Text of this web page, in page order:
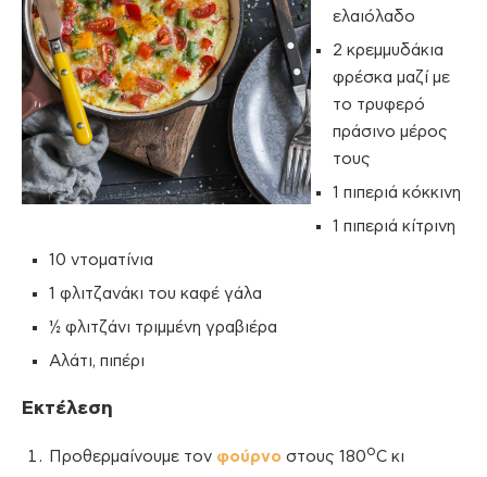
ελαιόλαδο
2 κρεμμυδάκια
φρέσκα μαζί με
το τρυφερό
πράσινο μέρος
τους
1 πιπεριά κόκκινη
1 πιπεριά κίτρινη
10 ντοματίνια
1 φλιτζανάκι του καφέ γάλα
½ φλιτζάνι τριμμένη γραβιέρα
Αλάτι, πιπέρι
Εκτέλεση
Προθερμαίνουμε τον φούρνο στους 180οC κι